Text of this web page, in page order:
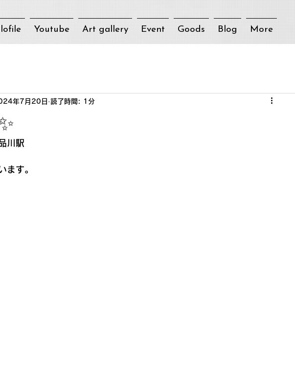
Youtube Art gallery Event Goods Blog More
年7月20日 読了時間: 1分
川駅
ます。